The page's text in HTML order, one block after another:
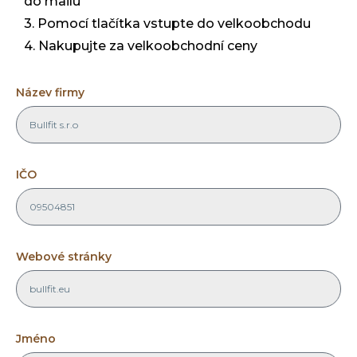
3. Pomocí tlačítka vstupte do velkoobchodu
4. Nakupujte za velkoobchodní ceny
Název firmy
IČO
Webové stránky
Jméno